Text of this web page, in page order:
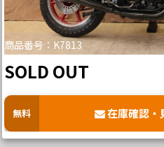
商品番号：K7813
SOLD OUT
無料 在庫確認・